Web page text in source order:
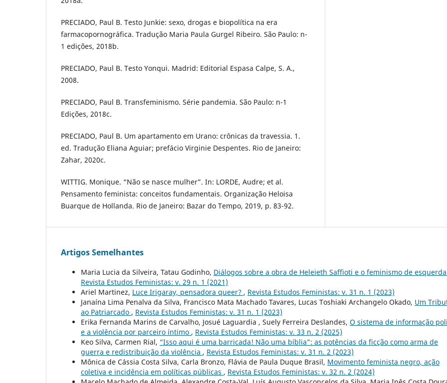
PRECIADO, Paul B. Testo Junkie: sexo, drogas e biopolítica na era
farmacopornográfica. Tradução Maria Paula Gurgel Ribeiro. São Paulo: n-
1 edições, 2018b.
PRECIADO, Paul B. Testo Yonqui. Madrid: Editorial Espasa Calpe, S. A.,
2008.
PRECIADO, Paul B. Transfeminismo. Série pandemia. São Paulo: n-1
Edições, 2018c.
PRECIADO, Paul B. Um apartamento em Urano: crônicas da travessia. 1.
ed. Tradução Eliana Aguiar; prefácio Virginie Despentes. Rio de Janeiro:
Zahar, 2020c.
WITTIG. Monique. “Não se nasce mulher”. In: LORDE, Audre; et al.
Pensamento feminista: conceitos fundamentais. Organização Heloisa
Buarque de Hollanda. Rio de Janeiro: Bazar do Tempo, 2019, p. 83-92.
Artigos Semelhantes
Maria Lucia da Silveira, Tatau Godinho, Diálogos sobre a obra de Heleieth Saffioti e o feminismo de esquerda
Revista Estudos Feministas: v. 29 n. 1 (2021)
Ariel Martinez, Luce Irigaray, pensadora queer? , Revista Estudos Feministas: v. 31 n. 1 (2023)
Janaína Lima Penalva da Silva, Francisco Mata Machado Tavares, Lucas Toshiaki Archangelo Okado, Um
ao Patriarcado , Revista Estudos Feministas: v. 31 n. 1 (2023)
Erika Fernanda Marins de Carvalho, Josué Laguardia , Suely Ferreira Deslandes, O sistema de informação
e a violência por parceiro íntimo , Revista Estudos Feministas: v. 33 n. 2 (2025)
Keo Silva, Carmen Rial, “Isso aqui é uma barricada! Não uma bíblia”: as potências da ficção como arma de
guerra e redistribuição da violência , Revista Estudos Feministas: v. 31 n. 2 (2023)
Mônica de Cássia Costa Silva, Carla Bronzo, Flávia de Paula Duque Brasil, Movimento feminista negro, ação
coletiva e incidência em políticas públicas , Revista Estudos Feministas: v. 32 n. 2 (2024)